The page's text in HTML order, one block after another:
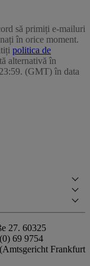
să primiți e-mailuri
în orice moment.
politica de
alternativă în
(GMT) în data
27. 60325
69 9754
Frankfurt